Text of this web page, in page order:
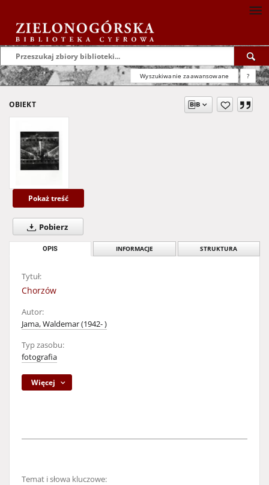
Wyszukiwanie zaawansowane ?
OBIEKT
Pokaż treść
Pobierz
OPIS INFORMACJE STRUKTURA
Tytuł:
Chorzów
Autor:
Jama, Waldemar (1942- )
Typ zasobu:
fotografia
Więcej
Temat i słowa kluczowe: